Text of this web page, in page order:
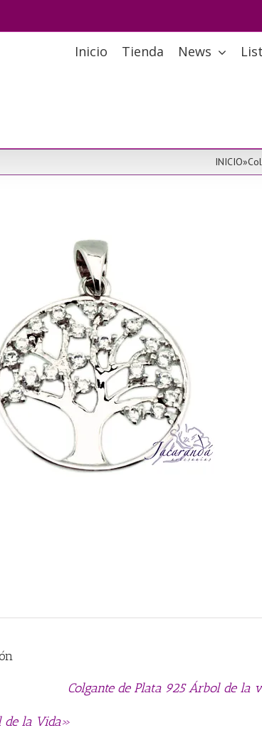
Inicio Tienda News
INICIO»
Colgante de Plata 925 Árbol de la
de la Vida»